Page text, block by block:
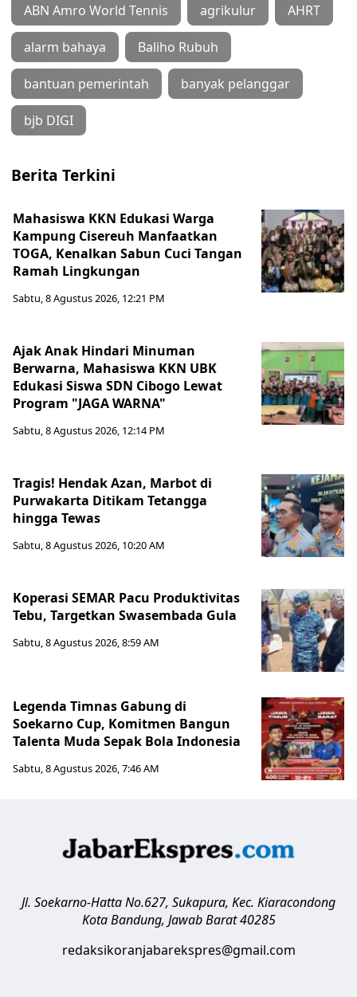
ABN Amro World Tennis agrikulur AHRT
alarm bahaya Baliho Rubuh
bantuan pemerintah banyak pelanggar
bjb DIGI
Berita Terkini
Mahasiswa KKN Edukasi Warga
Kampung Cisereuh Manfaatkan
TOGA, Kenalkan Sabun Cuci Tangan
Ramah Lingkungan
Sabtu, 8 Agustus 2026, 12:21 PM
Ajak Anak Hindari Minuman
Berwarna, Mahasiswa KKN UBK
Edukasi Siswa SDN Cibogo Lewat
Program "JAGA WARNA"
Sabtu, 8 Agustus 2026, 12:14 PM
Tragis! Hendak Azan, Marbot di
Purwakarta Ditikam Tetangga
hingga Tewas
Sabtu, 8 Agustus 2026, 10:20 AM
Koperasi SEMAR Pacu Produktivitas
Tebu, Targetkan Swasembada Gula
Sabtu, 8 Agustus 2026, 8:59 AM
Legenda Timnas Gabung di
Soekarno Cup, Komitmen Bangun
Talenta Muda Sepak Bola Indonesia
Sabtu, 8 Agustus 2026, 7:46 AM
Jl. Soekarno-Hatta No.627, Sukapura, Kec. Kiaracondong
Kota Bandung, Jawab Barat 40285
redaksikoranjabarekspres@gmail.com